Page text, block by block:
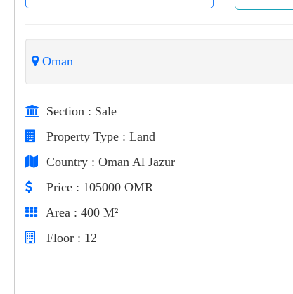
Oman
Section : Sale
Property Type : Land
Country : Oman Al Jazur
Price : 105000 OMR
Area : 400 M²
Floor : 12